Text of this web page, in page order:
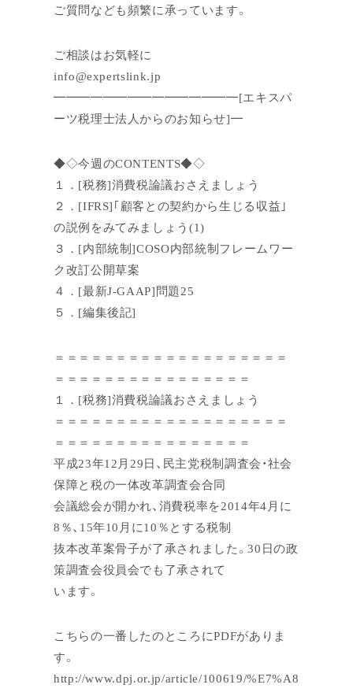
ご質問なども頻繁に承っています。
ご相談はお気軽に
info@expertslink.jp
━━━━━━━━━━━━━━━[エキスパ
ーツ税理士法人からのお知らせ]━
◆◇今週のCONTENTS◆◇
１．[税務]消費税論議おさえましょう
２．[IFRS]｢顧客との契約から生じる収益｣
の説例をみてみましょう(1)
３．[内部統制]COSO内部統制フレームワー
ク改訂公開草案
４．[最新J-GAAP]問題25
５．[編集後記]
＝＝＝＝＝＝＝＝＝＝＝＝＝＝＝＝＝＝＝
＝＝＝＝＝＝＝＝＝＝＝＝＝＝＝＝
１．[税務]消費税論議おさえましょう
＝＝＝＝＝＝＝＝＝＝＝＝＝＝＝＝＝＝＝
＝＝＝＝＝＝＝＝＝＝＝＝＝＝＝＝
平成23年12月29日、民主党税制調査会・社会
保障と税の一体改革調査会合同
会議総会が開かれ、消費税率を2014年4月に
8％、15年10月に10％とする税制
抜本改革案骨子が了承されました。30日の政
策調査会役員会でも了承されて
います。
こちらの一番したのところにPDFがありま
す。
http://www.dpj.or.jp/article/100619/%E7%A8